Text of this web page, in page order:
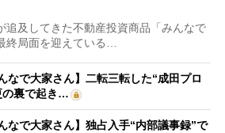
及してきた不動産投資商品「みんなで
終局面を迎えている…
なで大家さん】二転三転した“成田プロ
の裏で起き…
なで大家さん】独占入手“内部議事録”で